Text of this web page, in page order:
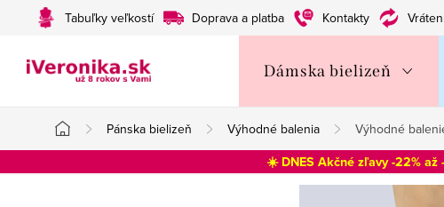
Tabuľky veľkostí Doprava a platba Kontakty
Dámska bielizeň
Domov
Pánska bielizeň Výhodné balenia Výhodné
☀️ DNES Akčné zľavy -22% až